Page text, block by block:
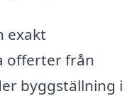
exakt
offerter från
byggställning i